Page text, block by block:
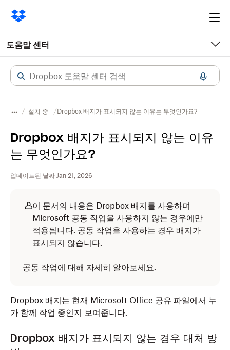
도움말 센터
설치 중 Dropbox 배지가 표시되지 않는 이유는 무엇인가요?
Dropbox 배지가 표시되지 않는 이유
는 무엇인가요?
업데이트된 날짜 Jan 21, 2026
이 문서의 내용은 Dropbox 배지를 사용하며
Microsoft 공동 작업을 사용하지 않는 경우에만
적용됩니다. 공동 작업을 사용하는 경우 배지가
표시되지 않습니다.
공동 작업에 대해 자세히 알아보세요.
Dropbox 배지는 현재 Microsoft Office 공유 파일에서 누
가 함께 작업 중인지 보여줍니다.
Dropbox 배지가 표시되지 않는 경우 대처 방